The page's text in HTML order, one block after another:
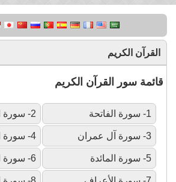
القرآن الكريم
قائمة سور القرآن الكريم
1- سورة الفاتحة 2- سورة البقرة
3- سورة آل عمران 4- سورة النساء
5- سورة المائدة 6- سورة الأنعام